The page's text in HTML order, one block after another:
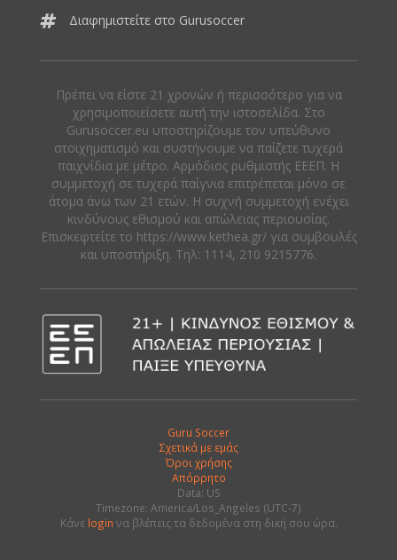
Διαφημιστείτε στο Gurusoccer
Πρέπει να είστε 21 χρονών ή περισσότερο για να
χρησιμοποιείσετε αυτή την ιστοσελίδα. Στο
Gurusoccer.eu υποστηρίζουμε τον υπεύθυνο
στοιχηματισμό και συστήνουμε να παίζετε τυχερά
παιχνίδια με μέτρο. Αρμόδιος ρυθμιστής ΕΕΕΠ. Η
συμμετοχή σε τυχερά παίγνια επιτρέπεται μόνο σε
άτομα άνω των 21 ετών. Η συχνή συμμετοχή ενέχει
κινδύνους εθισμού και απώλειας περιουσίας.
Eπισκεφτείτε το https://www.kethea.gr/ για συμβουλές
και υποστήριξη. Tηλ: 1114, 210 9215776.
Guru Soccer
Σχετικά με εμάς
Όροι χρήσης
Απόρρητο
Data: US
Timezone: America/Los_Angeles (UTC-7)
Κάνε login να βλέπεις τα δεδομένα στη δική σου ώρα.